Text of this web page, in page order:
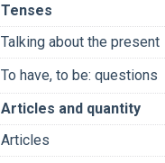
Tenses
Talking about the present
To have, to be: questions
Articles and quantity
Articles